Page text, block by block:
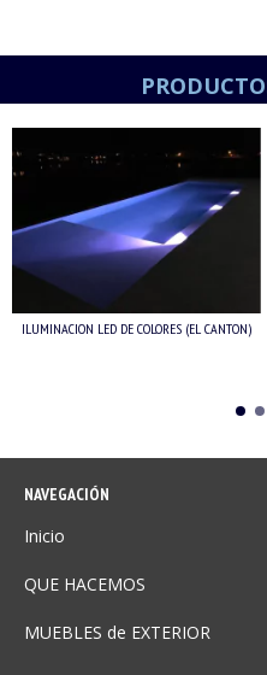
ILUMINACION LED DE COLORES (EL CANTON)
NAVEGACIÓN
Inicio
QUE HACEMOS
MUEBLES de EXTERIOR